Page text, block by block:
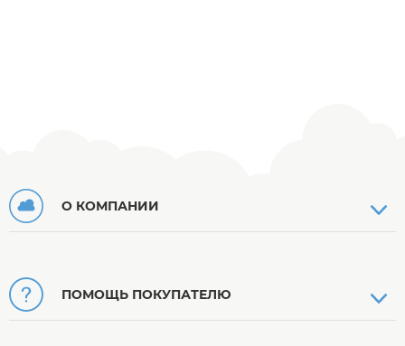
О КОМПАНИИ
ПОМОЩЬ ПОКУПАТЕЛЮ